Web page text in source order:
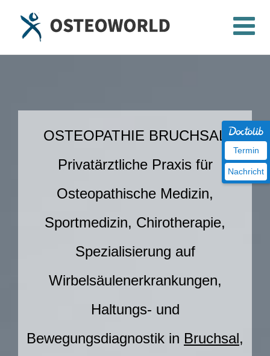
Inhalt
OSTEOPATHIE BRUCHSAL
Privatärztliche Praxis für
Osteopathische Medizin,
Sportmedizin, Chirotherapie,
Spezialisierung auf
Wirbelsäulenerkrankungen,
Haltungs- und
Bewegungsdiagnostik in Bruchsal,
Termin
Nachricht